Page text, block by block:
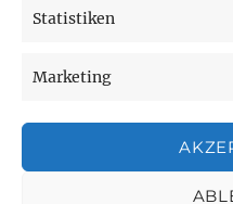
Statistiken
Marketing
SEITEN
Affiliate Disclosure
Impressum